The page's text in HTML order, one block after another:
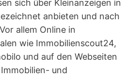
sich über Kleinanzeigen in
anbieten und nach
allem Online in
wie Immobilienscout24,
und auf den Webseiten
und